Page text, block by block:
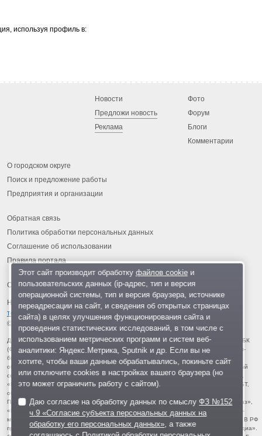
используя профиль в:
Новости
Предложи новость
Реклама
Фото
Форум
Блоги
Комментарии
О городском округе
Поиск и предложение работы
Предприятия и организации
Обратная связь
Политика обработки персональных данных
Соглашение об использовании
Правила портала
На информационном ресурсе применяются рекомендательные
технологии
© 2013-2026 «ОИНФО»,
сделано в Одинцово
Для читателей: В России признаны экстремистскими и запрещены организации ФБК
(Фонд борьбы с коррупцией, признан иноагентом), Штабы Навального, «Национал-
большевистская партия», «Свидетели Иеговы», «Армия воли народа», «Русский
общенациональный союз», «Движение против нелегальной иммиграции», «Правый
сектор», УНА-УНСО, УПА, «Тризуб им. Степана Бандеры», «Мизантропик дивижн»,
«Меджлис крымскотатарского народа», движение «Артподготовка», движение ЛГБТ,
общероссийская политическая партия «Воля», АУЕ, батальоны «Азов» и «Айдар».
Признаны террористическими и запрещены: «Движение Талибан», «Имарат Кавказ»,
«Исламское государство» (ИГ, ИГИЛ), Джебхад-ан-Нусра, «АУМ Синрике», «Братья-
мусульмане», «Аль-Каида в странах исламского Магриба», «Сеть», «Колумбайн». В РФ
признана нежелательной деятельность «Открытой России», издания «Проект Медиа».
Этот сайт производит обработку файлов cookieи
пользовательских данных (ip-адрес, тип и версия
операционной системы, тип и версия браузера, источнике
переадресации на сайт, и сведения об открытых страницах
сайта) в целях улучшения функционирования сайта и
проведения статистических исследований, в том числе с
использованием метрических программ и систем веб-
аналитики: Яндекс.Метрика, Sputnik и др. Если вы не
хотите, чтобы ваши данные обрабатывались, покиньте сайт
или отключите cookies в настройках вашего браузера (но
это может ограничить работу с сайтом).
Даю согласие на обработку данных по смыслуФЗ №152
ч.9 «Согласие субъекта персональных данных на
обработку его персональных данных», а также